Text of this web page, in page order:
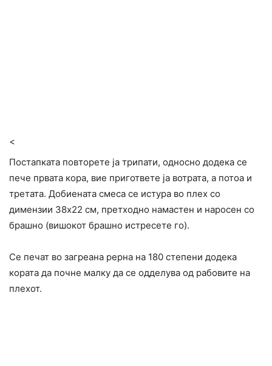
<
Постапката повторете ја трипати, односно додека се
пече првата кора, вие пригответе ја вотрата, а потоа и
третата. Добиената смеса се истура во плех со
димензии 38х22 см, претходно намастен и наросен со
брашно (вишокот брашно истресете го).
Се печат во загреана рерна на 180 степени додека
кората да почне малку да се одделува од рабовите на
плехот.